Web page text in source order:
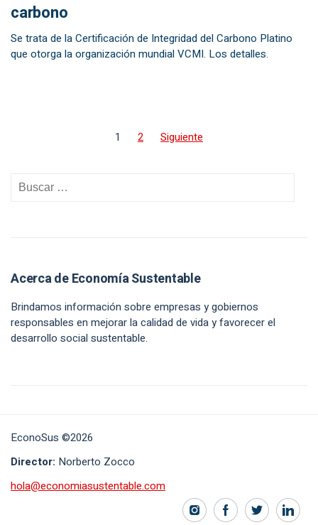
carbono
Se trata de la Certificación de Integridad del Carbono Platino
que otorga la organización mundial VCMI. Los detalles.
1 2 Siguiente
Acerca de Economía Sustentable
Brindamos información sobre empresas y gobiernos
responsables en mejorar la calidad de vida y favorecer el
desarrollo social sustentable.
EconoSus ©2026
Director: Norberto Zocco
hola@economiasustentable.com